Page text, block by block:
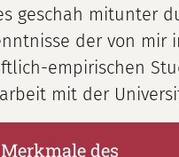
geschah mitunter
der von mir
empirischen
mit der
des